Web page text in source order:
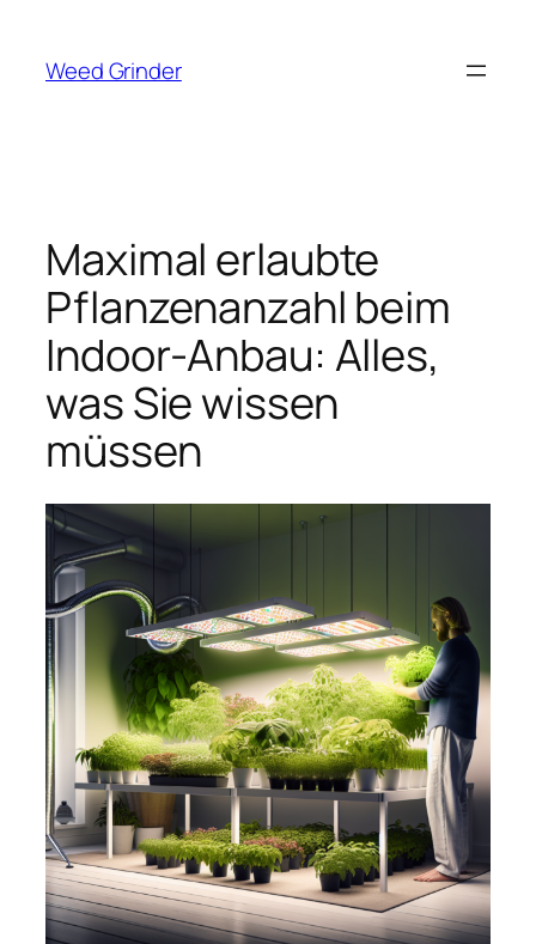
springen
Weed Grinder
Maximal erlaubte
Pflanzenanzahl beim
Indoor-Anbau: Alles,
was Sie wissen
müssen